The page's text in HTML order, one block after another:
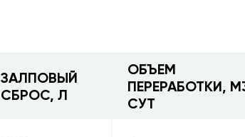
ЗАЛПОВЫЙ
СБРОС, Л
ОБЪЕМ
ПЕРЕРАБОТКИ,
СУТ